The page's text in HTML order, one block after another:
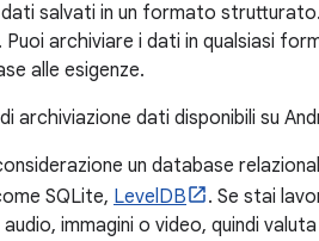
salvati in un formato
archiviare i dati in qualsiasi
alle esigenze.
dati disponibili su
un database
SQLite, LevelDB
. Se stai
immagini o video, quindi